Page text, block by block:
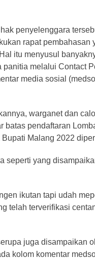
penyelenggara
rapat pembahasan
itu menyusul
panitia melalui Contact
media sosial
warganet dan
batas pendaftaran
Bupati Malang 2022
seperti yang
ikutan tapi udah
telah terverifikasi
juga disampaikan
kolom komentar